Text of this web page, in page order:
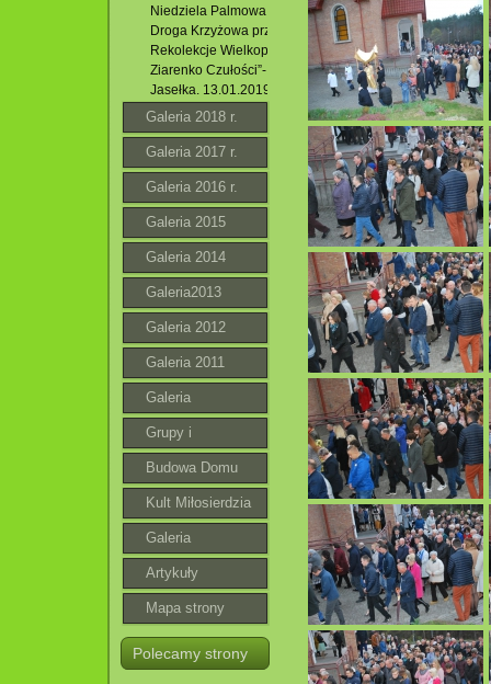
Niedziela Palmowa 14.04.2019 r.
Droga Krzyżowa przez Podzamek 12.04.2019 r.
Rekolekcje Wielkopostne 2019 r. i Droga Krzyżowa.
Ziarenko Czułości”- jasełka dzieci z Majdanu Wielkiego.
Jasełka. 13.01.2019 r.
Galeria 2018 r.
Galeria 2017 r.
Galeria 2016 r.
Galeria 2015
Galeria 2014
Galeria2013
Galeria 2012
Galeria 2011
Galeria
Grupy i
wspólnoty
Budowa Domu
Parafialnego
Kult Miłosierdzia
Bożego
Galeria
roztoczańska
Artykuły
Mapa strony
Polecamy strony